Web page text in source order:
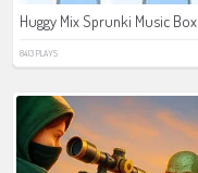
Huggy Mix Sprunki Music Box
8413 PLAYS